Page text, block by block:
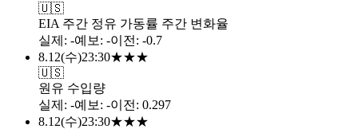
🇺🇸
EIA 주간 정유 가동률 주간 변화율
실제 : -예보 : -이전 : -0.7
8.12(수)23:30★★★
🇺🇸
원유 수입량
실제 : -예보 : -이전 : 0.297
8.12(수)23:30★★★